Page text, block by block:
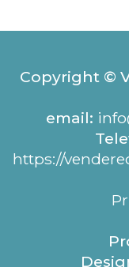
Copyright ©
email:
https://